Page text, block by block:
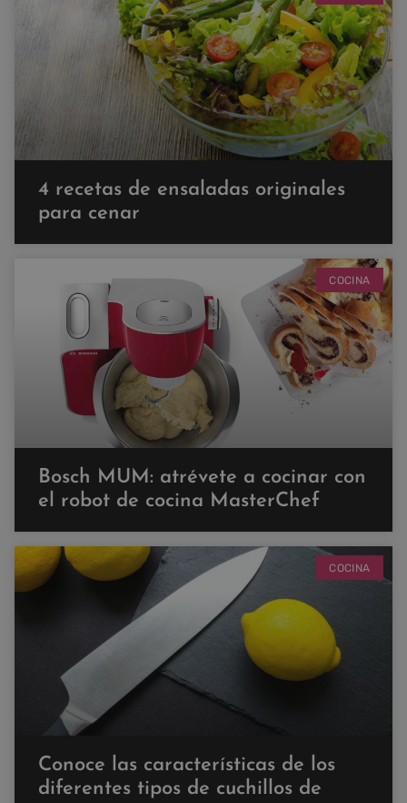
4 recetas de ensaladas originales
para cenar
COCINA
Bosch MUM: atrévete a cocinar con
el robot de cocina MasterChef
COCINA
Conoce las características de los
diferentes tipos de cuchillos de